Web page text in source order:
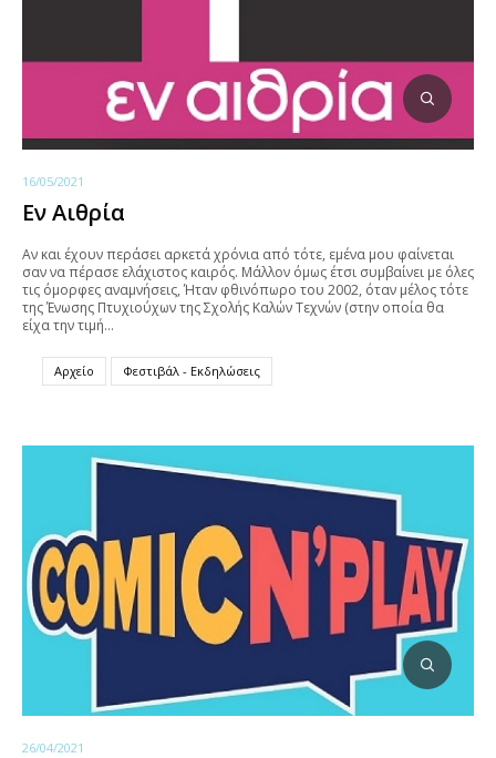
16/05/2021
Εν Αιθρία
Αν και έχουν περάσει αρκετά χρόνια από τότε, εμένα μου φαίνεται
σαν να πέρασε ελάχιστος καιρός. Μάλλον όμως έτσι συμβαίνει με όλες
τις όμορφες αναμνήσεις, Ήταν φθινόπωρο του 2002, όταν μέλος τότε
της Ένωσης Πτυχιούχων της Σχολής Καλών Τεχνών (στην οποία θα
είχα την τιμή…
Αρχείο Φεστιβάλ - Εκδηλώσεις
26/04/2021